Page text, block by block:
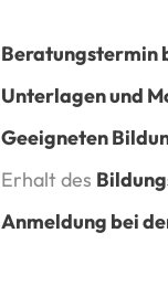
Beratungstermin
Unterlagen und
Geeigneten
Erhalt des
Anmeldung bei